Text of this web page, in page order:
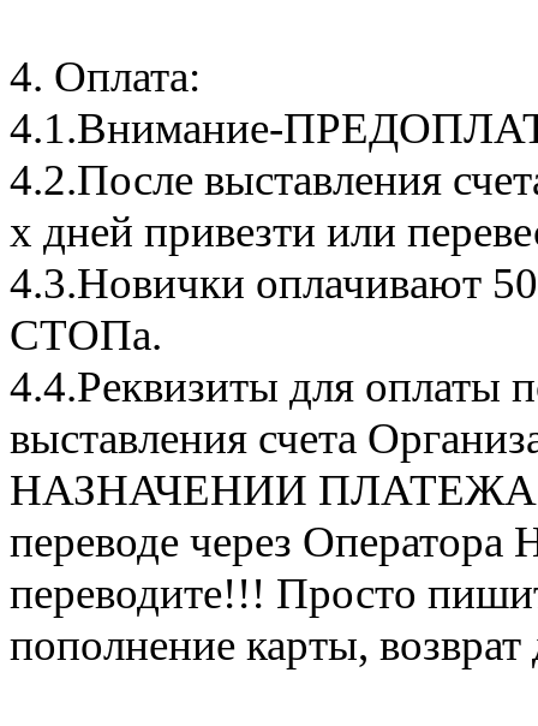
4. Оплата:
4.1.Внимание-
4.2.После выставления
х дней привезти или
4.3.Новички оплачивают
СТОПа.
4.4.Реквизиты для оплаты
выставления счета
НАЗНАЧЕНИИ ПЛАТЕЖА
переводе через Оператора
переводите!!! Просто
пополнение карты, возврат